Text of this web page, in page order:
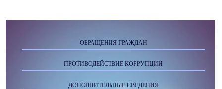
ОБРАЩЕНИЯ ГРАЖДАН
ПРОТИВОДЕЙСТВИЕ КОРРУПЦИИ
ДОПОЛНИТЕЛЬНЫЕ СВЕДЕНИЯ